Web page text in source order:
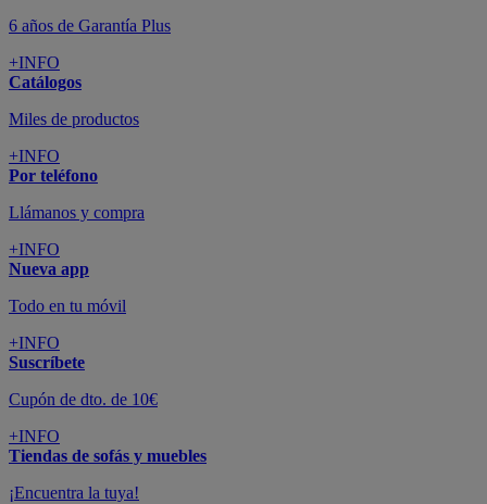
6 años de Garantía Plus
+INFO
Catálogos
Miles de productos
+INFO
Por teléfono
Llámanos y compra
+INFO
Nueva app
Todo en tu móvil
+INFO
Suscríbete
Cupón de dto. de 10€
+INFO
Tiendas de sofás y muebles
¡Encuentra la tuya!